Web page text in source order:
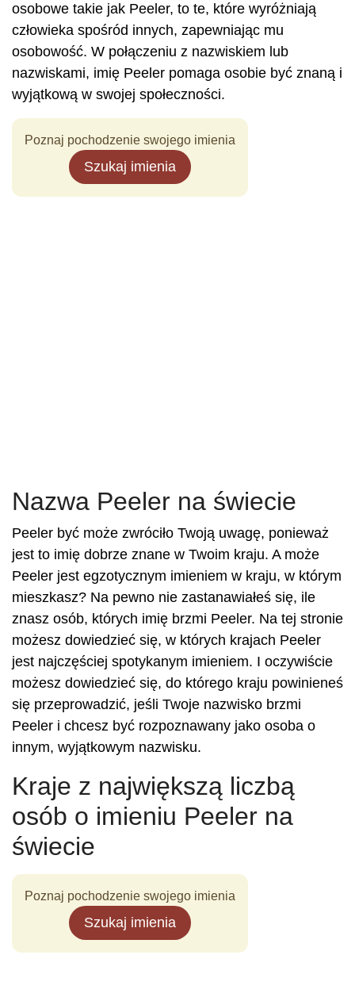
osobowe takie jak Peeler, to te, które wyróżniają
człowieka spośród innych, zapewniając mu
osobowość. W połączeniu z nazwiskiem lub
nazwiskami, imię Peeler pomaga osobie być znaną i
wyjątkową w swojej społeczności.
Poznaj pochodzenie swojego imienia
Szukaj imienia
Nazwa Peeler na świecie
Peeler być może zwróciło Twoją uwagę, ponieważ
jest to imię dobrze znane w Twoim kraju. A może
Peeler jest egzotycznym imieniem w kraju, w którym
mieszkasz? Na pewno nie zastanawiałeś się, ile
znasz osób, których imię brzmi Peeler. Na tej stronie
możesz dowiedzieć się, w których krajach Peeler
jest najczęściej spotykanym imieniem. I oczywiście
możesz dowiedzieć się, do którego kraju powinieneś
się przeprowadzić, jeśli Twoje nazwisko brzmi
Peeler i chcesz być rozpoznawany jako osoba o
innym, wyjątkowym nazwisku.
Kraje z największą liczbą
osób o imieniu Peeler na
świecie
Poznaj pochodzenie swojego imienia
Szukaj imienia